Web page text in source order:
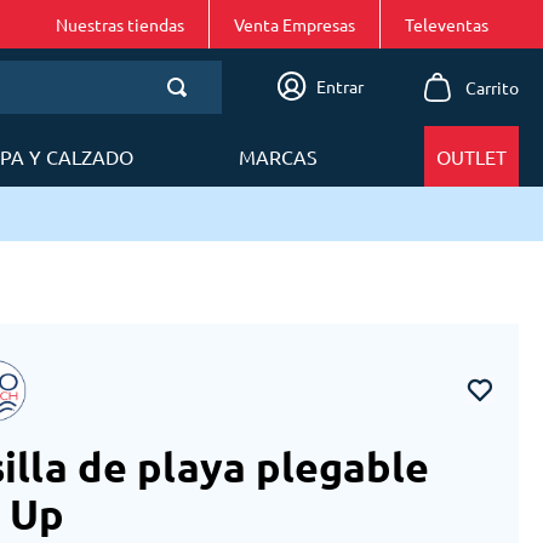
Nuestras tiendas Venta Empresas
Entrar
Y CALZADO MARCAS OUTLET
de playa plegable
Up